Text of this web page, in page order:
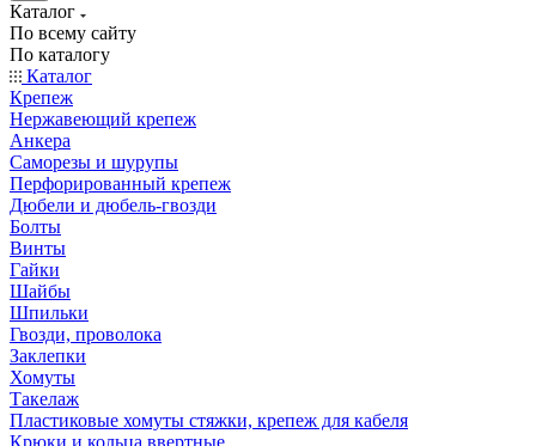
Каталог
По всему сайту
По каталогу
Каталог
Крепеж
Нержавеющий крепеж
Анкера
Саморезы и шурупы
Перфорированный крепеж
Дюбели и дюбель-гвозди
Болты
Винты
Гайки
Шайбы
Шпильки
Гвозди, проволока
Заклепки
Хомуты
Такелаж
Пластиковые хомуты стяжки, крепеж для кабеля
Крюки и кольца ввертные